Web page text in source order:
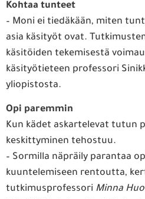
Kohtaa tunteet
– Moni ei tiedäkään, miten
asia käsityöt ovat.
käsitöiden tekemisestä
käsityötieteen professori
yliopistosta.
Opi paremmin
Kun kädet askartelevat tutun
keskittyminen tehostuu.
– Sormilla näpräily parantaa
kuuntelemiseen rentoutta,
tutkimusprofessori Minna